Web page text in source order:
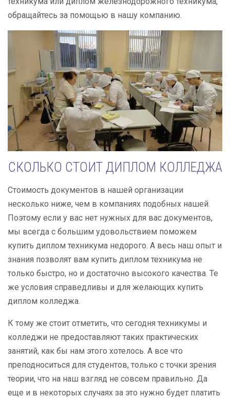
обращайтесь за помощью в нашу компанию.
СКОЛЬКО СТОИТ ДИПЛОМ КОЛЛЕДЖА
Стоимость документов в нашей организации
несколько ниже, чем в компаниях подобных нашей.
Поэтому если у вас нет нужных для вас документов,
мы всегда с большим удовольствием поможем
купить диплом техникума недорого. А весь наш опыт и
знания позволят вам купить диплом техникума не
только быстро, но и достаточно высокого качества. Те
же условия справедливы и для желающих купить
диплом колледжа.
К тому же стоит отметить, что сегодня техникумы и
колледжи не предоставляют таких практических
занятий, как бы нам этого хотелось. А все что
преподноситься для студентов, только с точки зрения
теории, что на наш взгляд не совсем правильно. Да
еще и в некоторых случаях за это нужно будет платить